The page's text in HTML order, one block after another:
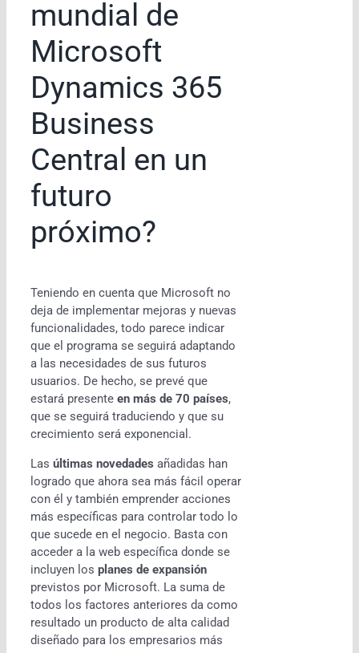
mundial de
Microsoft
Dynamics 365
Business
Central en un
futuro
próximo?
Teniendo en cuenta que Microsoft no
deja de implementar mejoras y nuevas
funcionalidades, todo parece indicar
que el programa se seguirá adaptando
a las necesidades de sus futuros
usuarios. De hecho, se prevé que
estará presente en más de 70 países,
que se seguirá traduciendo y que su
crecimiento será exponencial.
Las últimas novedades añadidas han
logrado que ahora sea más fácil operar
con él y también emprender acciones
más específicas para controlar todo lo
que sucede en el negocio. Basta con
acceder a la web específica donde se
incluyen los planes de expansión
previstos por Microsoft. La suma de
todos los factores anteriores da como
resultado un producto de alta calidad
diseñado para los empresarios más